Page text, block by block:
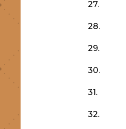
27.
28.
29.
30.
31.
32.